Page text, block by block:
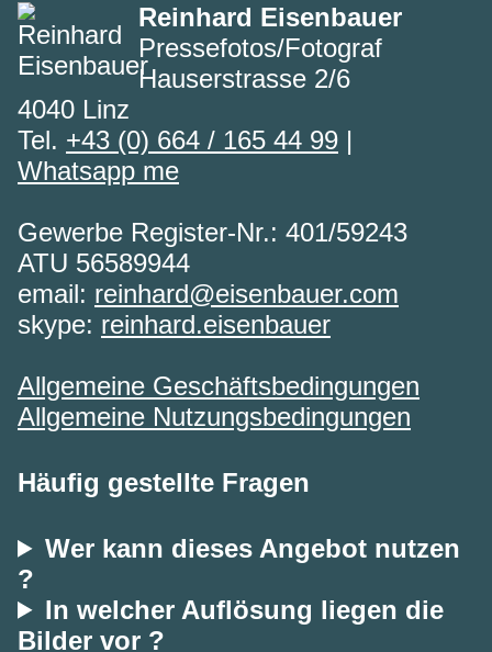
Reinhard Eisenbauer
Pressefotos/Fotograf
Hauserstrasse 2/6
4040 Linz
Tel. +43 (0) 664 / 165 44 99 |
Whatsapp me
Gewerbe Register-Nr.: 401/59243
ATU 56589944
email: reinhard@eisenbauer.com
skype: reinhard.eisenbauer
Allgemeine Geschäftsbedingungen
Allgemeine Nutzungsbedingungen
Häufig gestellte Fragen
Wer kann dieses Angebot nutzen
?
In welcher Auflösung liegen die
Bilder vor ?